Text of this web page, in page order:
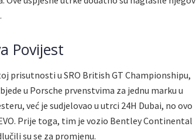
Povijest
prisutnosti u SRO British GT Championshipu,
u Porsche prvenstvima za jednu marku u
već je sudjelovao u utrci 24H Dubai, no ovo
Prije toga, tim je vozio Bentley Continental
su se za promjenu.